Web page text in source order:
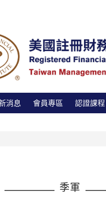
消息 會員專區 認證課程
季軍